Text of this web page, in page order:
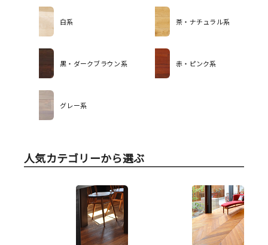
白系 茶・ナチュラル系
黒・ダークブラウン系 赤・ピンク系
グレー系
人気カテゴリーから選ぶ